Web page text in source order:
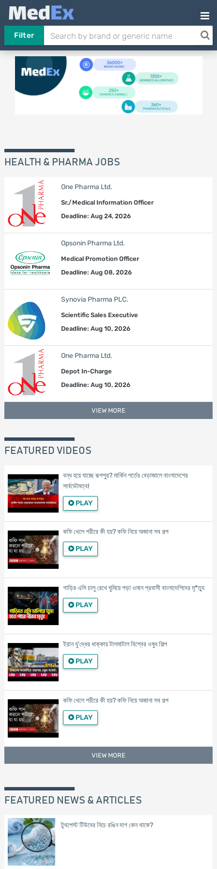
Filter
HEALTH & PHARMA JOBS
One Pharma Ltd.
Sr./Medical Information Officer
Deadline: Aug 24, 2026
Opsonin Pharma Ltd.
Medical Promotion Officer
Deadline: Aug 08, 2026
Synovia Pharma PLC.
Scientific Sales Executive
Deadline: Aug 10, 2026
One Pharma Ltd.
Depot In-Charge
Deadline: Aug 10, 2026
VIEW MORE
FEATURED VIDEOS
বন্ধ হয়ে যাচ্ছে রূপপুর? মার্কিন শর্তের বেড়াজালে বাংলাদেশের
সার্বভৌমত্ব!
PLAY
কফি খেলে শরীরে কী হয়? কফি নিয়ে অজানা সব গল্প
PLAY
গাড়ির এসি চালু রেখে ঘুমিয়ে পড়া ওমান প্রবাসী বাংলাদেশিদের মৃ*ত্যু
PLAY
ইরান যু'দ্ধের ধাক্কায় টালমাটাল বিশ্বের ওষুধ শিল্প
PLAY
কফি খেলে শরীরে কী হয়? কফি নিয়ে অজানা সব গল্প
PLAY
VIEW MORE
FEATURED NEWS & ARTICLES
টুথপেস্ট টিউবের নিচে রঙিন দাগ কেন থাকে?